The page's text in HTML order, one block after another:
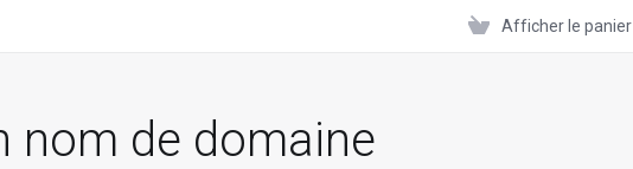
Afficher le panier
nom de domaine